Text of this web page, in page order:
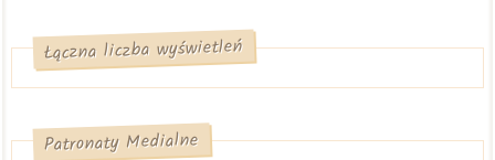
Łączna liczba wyświetleń
Patronaty Medialne